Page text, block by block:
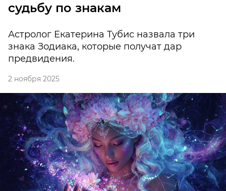
судьбу по знакам
Астролог Екатерина Тубис назвала три
знака Зодиака, которые получат дар
предвидения.
2 ноября 2025